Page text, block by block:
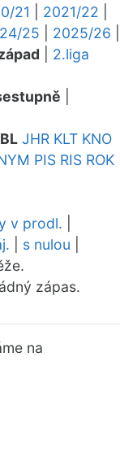
21 2021/22
25 2025/26
2.liga
JHR KLT KNO
PIS RIS ROK
v prodl.
s nulou
zápas.
na